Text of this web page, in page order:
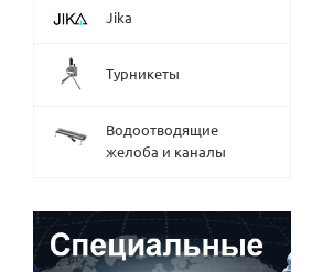
Jika
Турникеты
Водоотводящие
желоба и каналы